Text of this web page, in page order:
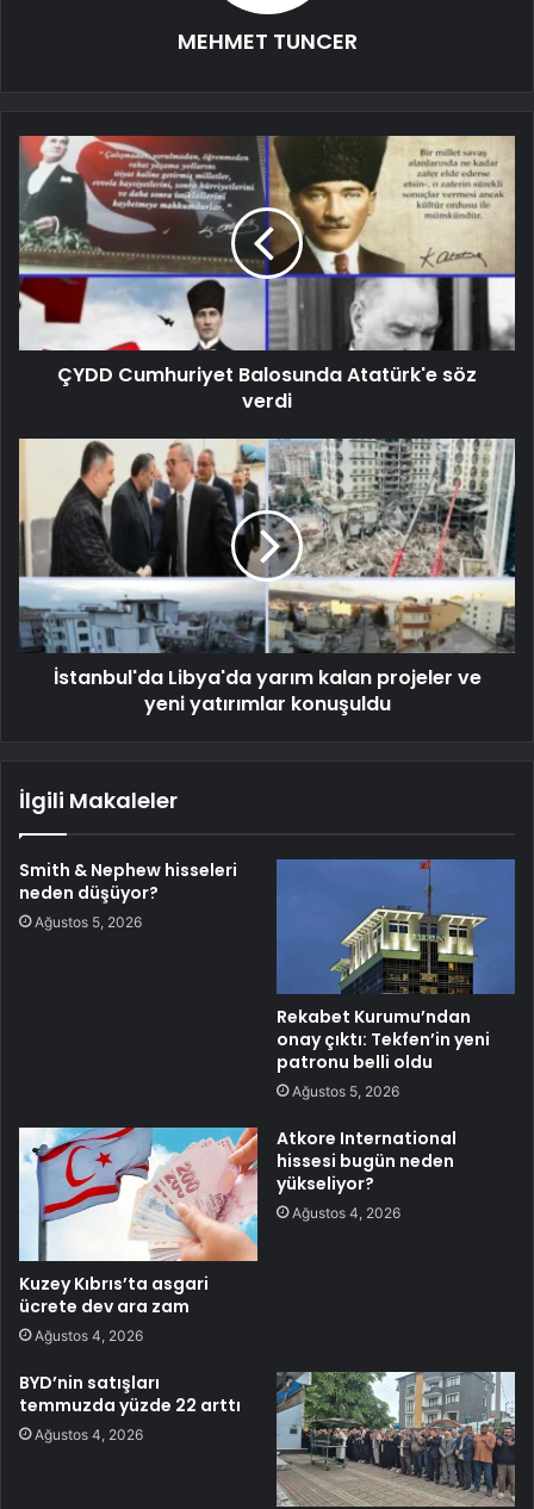
MEHMET TUNCER
ÇYDD Cumhuriyet Balosunda Atatürk'e söz
verdi
İstanbul'da Libya'da yarım kalan projeler ve
yeni yatırımlar konuşuldu
İlgili Makaleler
Smith & Nephew hisseleri
neden düşüyor?
Ağustos 5, 2026
Rekabet Kurumu’ndan
onay çıktı: Tekfen’in yeni
patronu belli oldu
Ağustos 5, 2026
Kuzey Kıbrıs’ta asgari
ücrete dev ara zam
Ağustos 4, 2026
Atkore International
hissesi bugün neden
yükseliyor?
Ağustos 4, 2026
BYD’nin satışları
temmuzda yüzde 22 arttı
Ağustos 4, 2026